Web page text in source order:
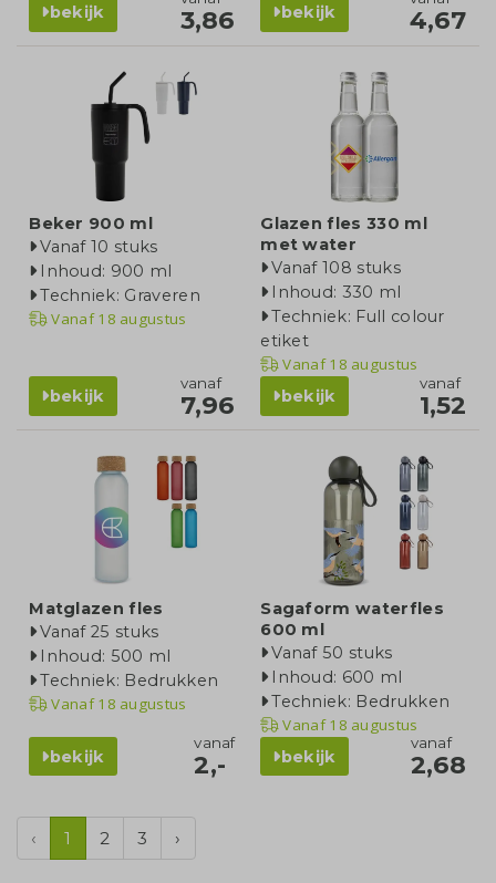
bekijk 3,86 bekijk 4,67
Beker 900 ml
Vanaf 10 stuks
Inhoud: 900 ml
Techniek: Graveren
Vanaf18 augustus
bekijk
vanaf
7,96
Glazen fles 330 ml
met water
Vanaf 108 stuks
Inhoud: 330 ml
Techniek: Full colour
etiket
Vanaf18 augustus
bekijk
vanaf
1,52
Matglazen fles
Vanaf 25 stuks
Inhoud: 500 ml
Techniek: Bedrukken
Vanaf18 augustus
bekijk
vanaf
2,-
Sagaform waterfles
600 ml
Vanaf 50 stuks
Inhoud: 600 ml
Techniek: Bedrukken
Vanaf18 augustus
bekijk
vanaf
2,68
‹ 1 2 3 ›